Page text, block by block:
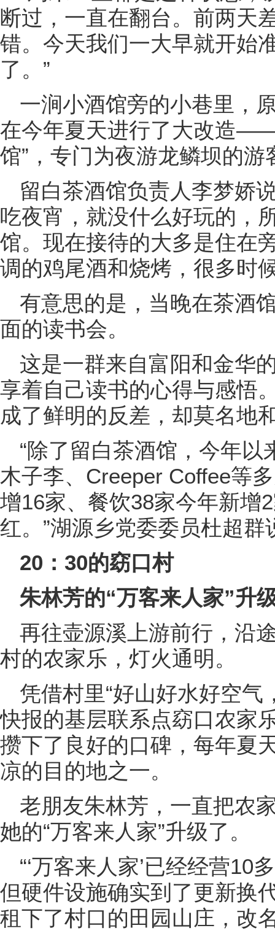
断过，一直在翻台。前两天
错。今天我们一大早就开始
了。”
一涧小酒馆旁的小巷里，
在今年夏天进行了大改造
馆”，专门为夜游龙鳞坝的
留白茶酒馆负责人李梦娇
吃夜宵，就没什么好玩的，
馆。现在接待的大多是住在
调的鸡尾酒和烧烤，很多时
有意思的是，当晚在茶酒
面的读书会。
这是一群来自富阳和金华
享着自己读书的心得与感悟
成了鲜明的反差，却莫名地
“除了留白茶酒馆，今年
木子李、Creeper Coffee等
增16家、餐饮38家今年新增
红。”湖源乡党委委员杜超群
20：30的窈口村
朱林芳的“万客来人家”升
再往壶源溪上游前行，沿
村的农家乐，灯火通明。
凭借村里“好山好水好空气
快报的基层联系点窈口农家
攒下了良好的口碑，每年夏
凉的目的地之一。
老朋友朱林芳，一直把农
她的“万客来人家”升级了。
“‘万客来人家’已经经营10
但硬件设施确实到了更新换
租下了村口的田园山庄，改